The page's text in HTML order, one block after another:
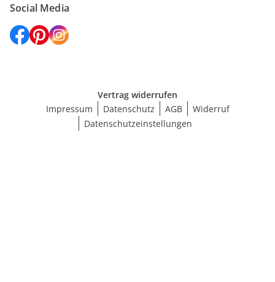
Social Media
Vertrag widerrufen
Impressum
Datenschutz AGB
Widerruf
Datenschutzeinstellungen